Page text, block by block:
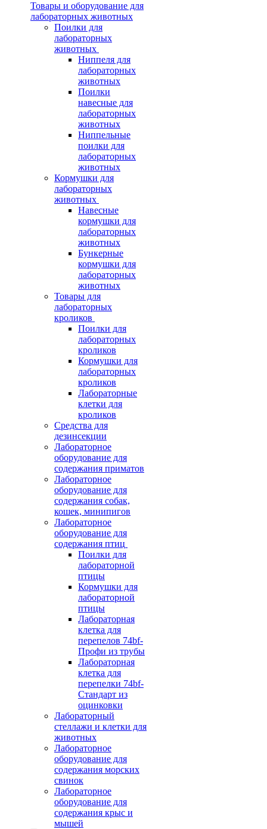
Товары и оборудование для
лабораторных животных
Поилки для
лабораторных
животных
Ниппеля для
лабораторных
животных
Поилки
навесные для
лабораторных
животных
Ниппельные
поилки для
лабораторных
животных
Кормушки для
лабораторных
животных
Навесные
кормушки для
лабораторных
животных
Бункерные
кормушки для
лабораторных
животных
Товары для
лабораторных
кроликов
Поилки для
лабораторных
кроликов
Кормушки для
лабораторных
кроликов
Лабораторные
клетки для
кроликов
Средства для
дезинсекции
Лабораторное
оборудование для
содержания приматов
Лабораторное
оборудование для
содержания собак,
кошек, минипигов
Лабораторное
оборудование для
содержания птиц
Поилки для
лабораторной
птицы
Кормушки для
лабораторной
птицы
Лабораторная
клетка для
перепелов 74bf-
Профи из трубы
Лабораторная
клетка для
перепелки 74bf-
Стандарт из
оцинковки
Лабораторный
стеллажи и клетки для
животных
Лабораторное
оборудование для
содержания морских
свинок
Лабораторное
оборудование для
содержания крыс и
мышей